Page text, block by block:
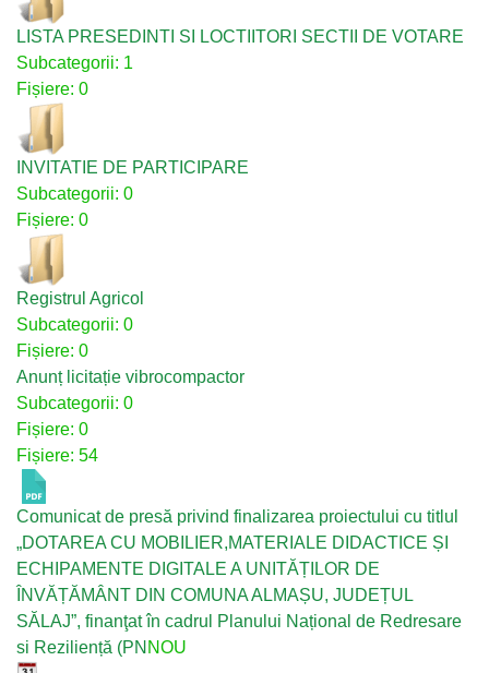
LISTA PRESEDINTI SI LOCTIITORI SECTII DE VOTARE
Subcategorii: 1
Fișiere: 0
INVITATIE DE PARTICIPARE
Subcategorii: 0
Fișiere: 0
Registrul Agricol
Subcategorii: 0
Fișiere: 0
Anunț licitație vibrocompactor
Subcategorii: 0
Fișiere: 0
Fișiere: 54
Comunicat de presă privind finalizarea proiectului cu titlul
„DOTAREA CU MOBILIER,MATERIALE DIDACTICE ȘI
ECHIPAMENTE DIGITALE A UNITĂȚILOR DE
ÎNVĂȚĂMÂNT DIN COMUNA ALMAȘU, JUDEȚUL
SĂLAJ”, finanţat în cadrul Planului Național de Redresare
si Reziliență (PN NOU